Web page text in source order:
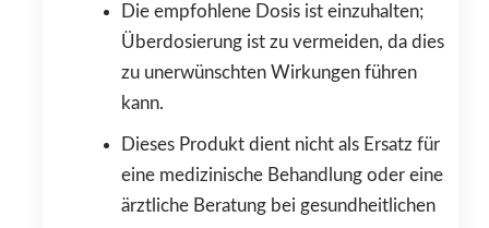
Die empfohlene Dosis ist einzuhalten;
Überdosierung ist zu vermeiden, da dies
zu unerwünschten Wirkungen führen
kann.
Dieses Produkt dient nicht als Ersatz für
eine medizinische Behandlung oder eine
ärztliche Beratung bei gesundheitlichen